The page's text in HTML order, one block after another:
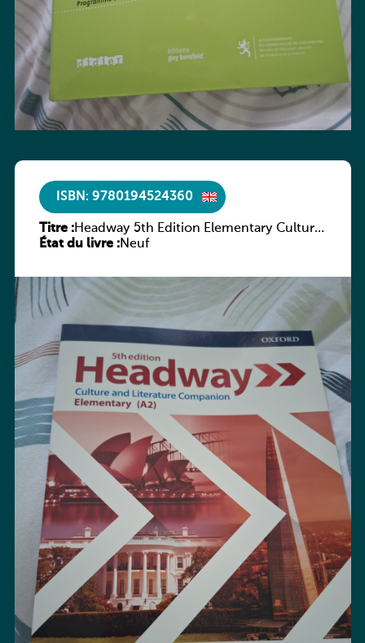
ISBN: 9780194524360
Titre :Headway 5th Edition Elementary Culture
and Literature Companion
État du livre :Neuf